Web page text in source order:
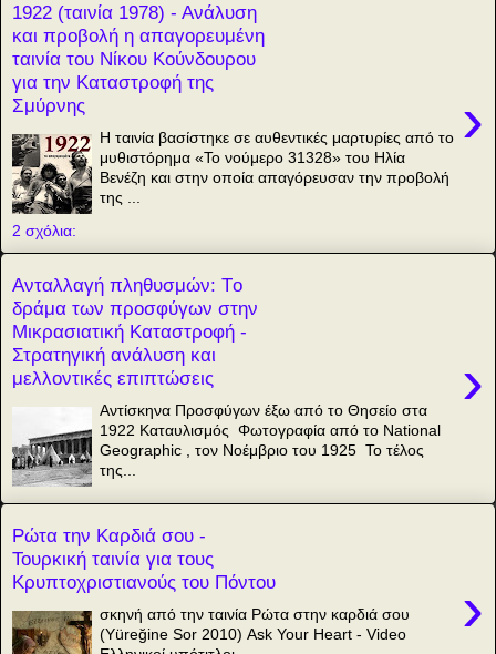
1922 (ταινία 1978) - Ανάλυση
και προβολή η απαγορευμένη
ταινία του Νίκου Κούνδουρου
για την Καταστροφή της
Σμύρνης
›
Η ταινία βασίστηκε σε αυθεντικές μαρτυρίες από το
μυθιστόρημα «Το νούμερο 31328» του Ηλία
Βενέζη και στην οποία απαγόρευσαν την προβολή
της ...
2 σχόλια:
Ανταλλαγή πληθυσμών: Tο
δράμα των προσφύγων στην
Μικρασιατική Καταστροφή -
Στρατηγική ανάλυση και
μελλοντικές επιπτώσεις
›
Αντίσκηνα Προσφύγων έξω από το Θησείο στα
1922 Καταυλισμός Φωτογραφία από το National
Geographic , τον Νοέμβριο του 1925 Το τέλος
της...
Ρώτα την Καρδιά σου -
Τουρκική ταινία για τους
Κρυπτοχριστιανούς του Πόντου
›
σκηνή από την ταινία Ρώτα στην καρδιά σου
(Yüreğine Sor 2010) Ask Your Heart - Video